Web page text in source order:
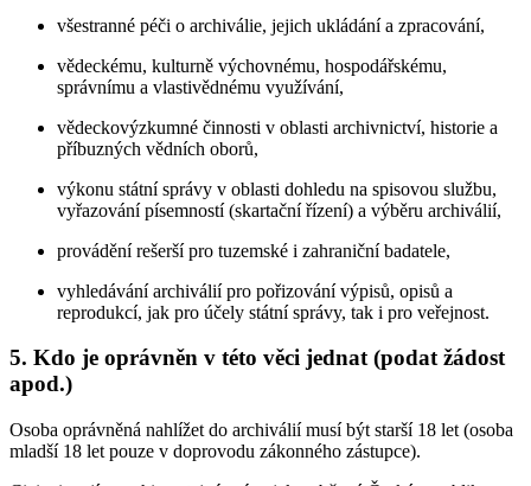
všestranné péči o archiválie, jejich ukládání a zpracování,
vědeckému, kulturně výchovnému, hospodářskému,
správnímu a vlastivědnému využívání,
vědeckovýzkumné činnosti v oblasti archivnictví, historie a
příbuzných vědních oborů,
výkonu státní správy v oblasti dohledu na spisovou službu,
vyřazování písemností (skartační řízení) a výběru archiválií,
provádění rešerší pro tuzemské i zahraniční badatele,
vyhledávání archiválií pro pořizování výpisů, opisů a
reprodukcí, jak pro účely státní správy, tak i pro veřejnost.
5. Kdo je oprávněn v této věci jednat (podat žádost
apod.)
Osoba oprávněná nahlížet do archiválií musí být starší 18 let (osoba
mladší 18 let pouze v doprovodu zákonného zástupce).